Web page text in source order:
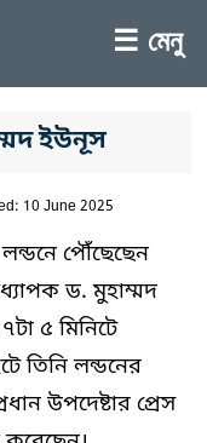
☰ মেনু
ইউনূস
10 June 2025
লন্ডনে পৌঁছেছেন
ড. মুহাম্মদ
৫ মিনিটে
তিনি লন্ডনের
উপদেষ্টার প্রেস